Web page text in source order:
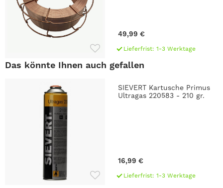
49,99 €
Lieferfrist: 1-3 Werktage
Das könnte Ihnen auch gefallen
SIEVERT Kartusche Primus
Ultragas 220583 - 210 gr.
16,99 €
Lieferfrist: 1-3 Werktage